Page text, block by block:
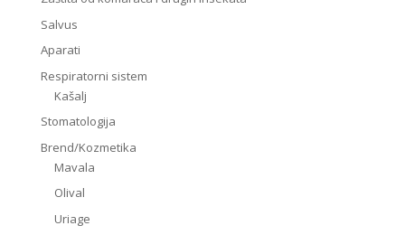
Salvus
Aparati
Respiratorni sistem
Kašalj
Stomatologija
Brend/Kozmetika
Mavala
Olival
Uriage